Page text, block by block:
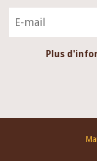
Plus